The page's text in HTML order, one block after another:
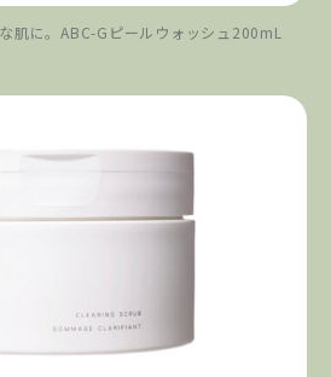
肌に。ABC-Gピールウォッシュ200mL